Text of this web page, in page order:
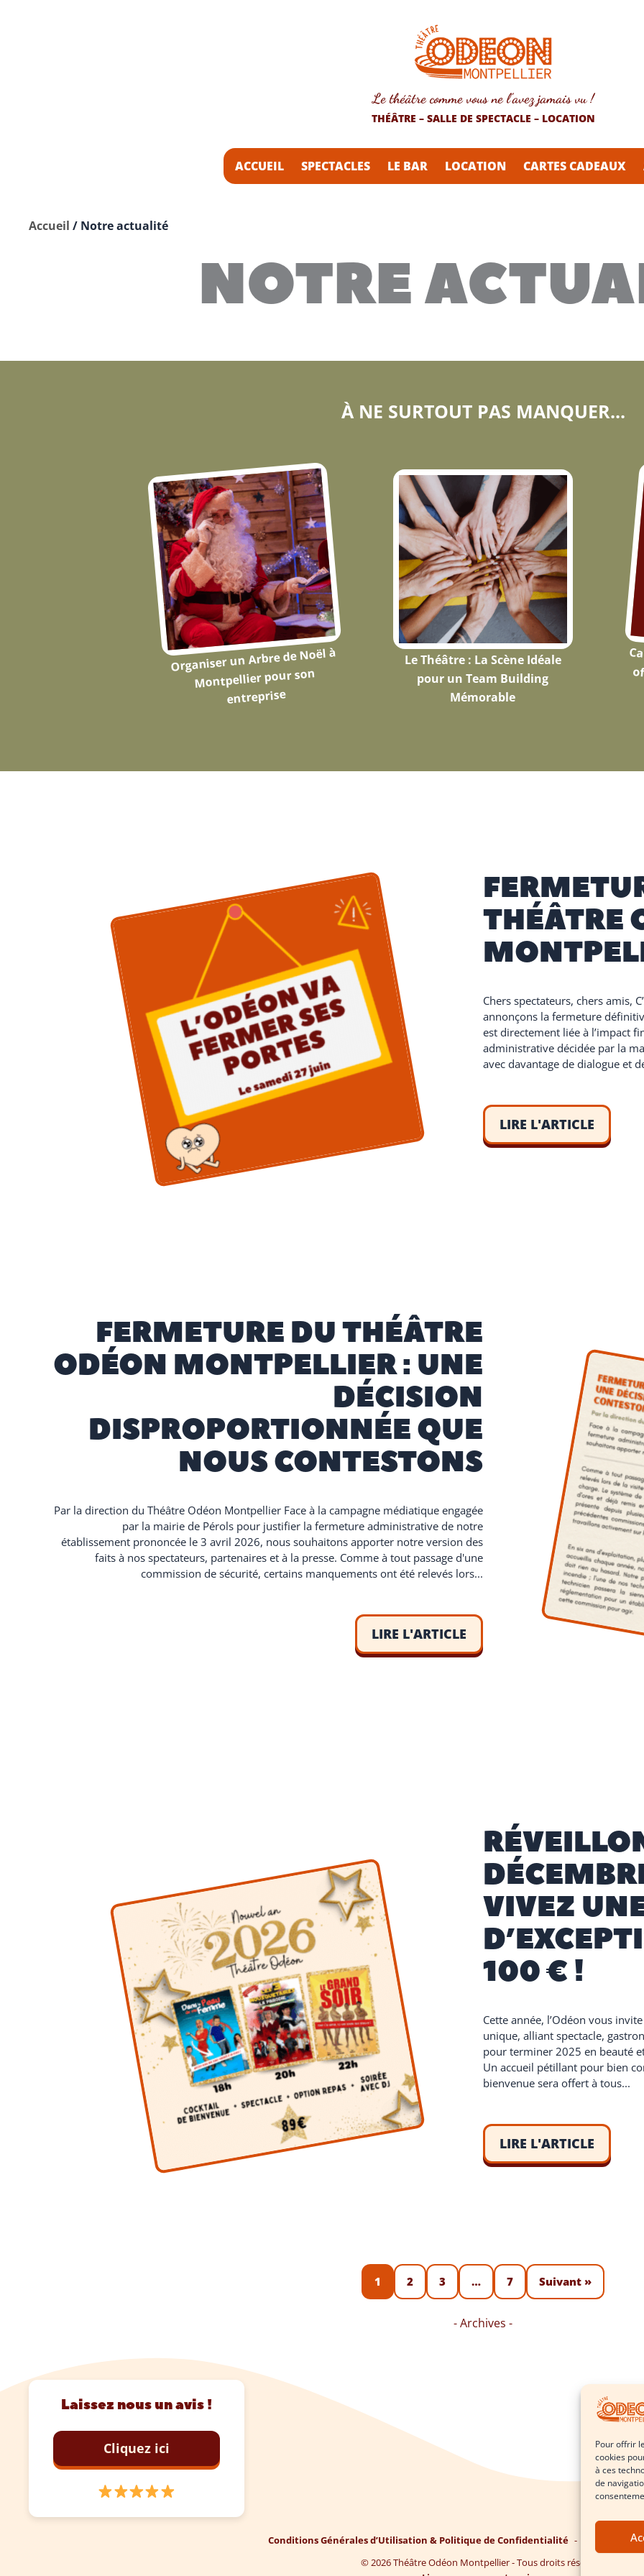
Pour offrir
cookies
à ces
de
Le théâtre comme vous ne l’avez jamais vu !
THÉÂTRE – SALLE DE SPECTACLE – LOCATION
ACCUEIL SPECTACLES LE BAR LOCATION CARTES CADEAUX
Accueil / Notre actualité
NOTRE
À NE SURTOUT PAS MANQUER...
Organiser un Arbre de Noël à
Montpellier pour son
entreprise
Le Théâtre : La Scène Idéale
pour un Team Building
Mémorable
THÉÂTRE
Chers spectateurs, chers amis,
annonçons la fermeture
est directement liée à l’impact
administrative décidée par la
avec davantage de dialogue et
LIRE L'ARTICLE
FERMETURE DU THÉÂTRE
ODÉON MONTPELLIER : UNE
DÉCISION
DISPROPORTIONNÉE QUE
NOUS CONTESTONS
Par la direction du Théâtre Odéon Montpellier Face à la campagne médiatique engagée
par la mairie de Pérols pour justifier la fermeture administrative de notre
établissement prononcée le 3 avril 2026, nous souhaitons apporter notre version des
faits à nos spectateurs, partenaires et à la presse. Comme à tout passage d'une
commission de sécurité, certains manquements ont été relevés lors...
LIRE L'ARTICLE
VIVEZ
100 € !
Cette année, l’Odéon vous
unique, alliant spectacle,
pour terminer 2025 en beauté
Un accueil pétillant pour bien
bienvenue sera offert à tous...
LIRE L'ARTICLE
1 2 3 … 7 Suivant »
- Archives -
Laissez nous un avis !
Cliquez ici
Conditions Générales d’Utilisation & Politique de Confidentialité
Politique de
© 2026 Théâtre Odéon Montpellier - Tous droits réservés.